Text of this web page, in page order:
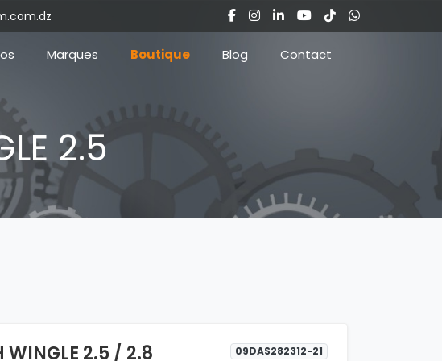
Marques Boutique Blog Contact
2.5
WINGLE 2.5 / 2.8 09DAS282312-21